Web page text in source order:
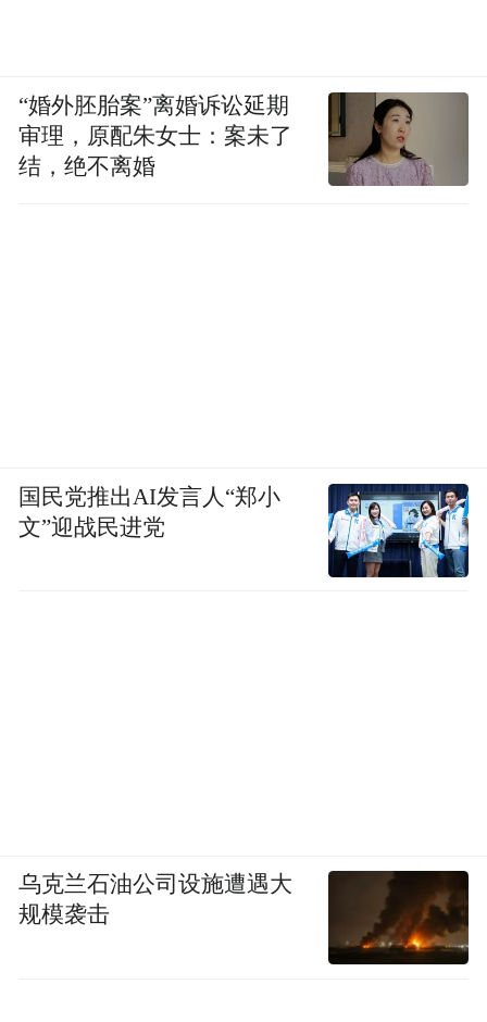
“婚外胚胎案”离婚诉讼延期
审理，原配朱女士：案未了
结，绝不离婚
国民党推出AI发言人“郑小
文”迎战民进党
乌克兰石油公司设施遭遇大
规模袭击